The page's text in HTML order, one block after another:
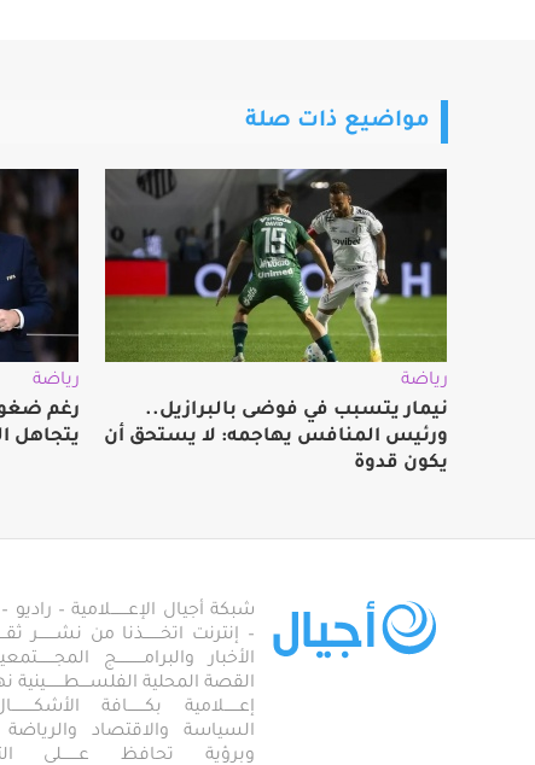
مواضيع ذات صلة
رياضة
نيمار يتسبب في فوضى بالبرازيل..
ورئيس المنافس يهاجمه: لا يستحق أن
يكون قدوة
رياضة
رغم
يتجاهل
شبكة أجيال الإعـــــــلامية – راديو –
– إنترنت اتخـــــــذنا من نشـــــــر
الأخبار والبرامـــــــــــج
القصة المحلية الفلســــطـــــــينية
إعــــــلامية بكـــــــافة
السياسة والاقتصاد والرياضة
وبرؤية تحافظ عـــــــلى